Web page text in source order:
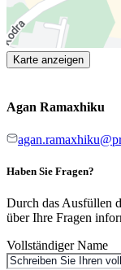
Karte anzeigen
Agan Ramaxhiku
Haben Sie Fragen?
Durch das Ausfüllen
über Ihre Fragen
Vollständiger Name